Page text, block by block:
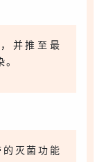
，并推至最
灭菌功能